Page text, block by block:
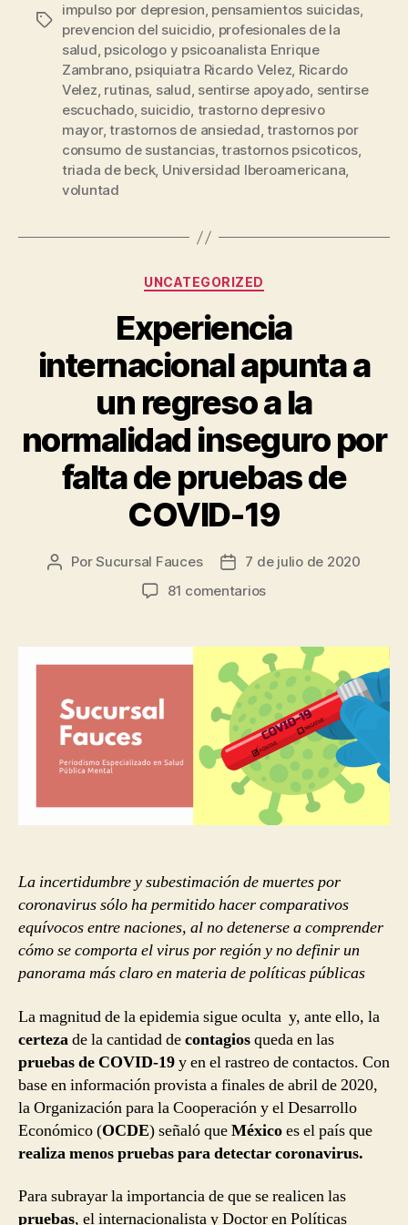
Etiquetas
impulso por depresion, pensamientos suicidas,
prevencion del suicidio, profesionales de la
salud, psicologo y psicoanalista Enrique
Zambrano, psiquiatra Ricardo Velez, Ricardo
Velez, rutinas, salud, sentirse apoyado, sentirse
escuchado, suicidio, trastorno depresivo
mayor,trastornos de ansiedad,trastornos por
consumo de sustancias,trastornos psicoticos,
triada de beck, Universidad Iberoamericana,
voluntad
Categorías
UNCATEGORIZED
Experiencia
internacional apunta a
un regreso a la
normalidad inseguro por
falta de pruebas de
COVID-19
Autor
PorSucursal Fauces
Fecha7 de julio de 2020
81 comentariosen
apunta
a
un
regreso
a
la
normalidad
inseguro
por
falta
de
COVID-
19
La incertidumbre y subestimación de muertes por
coronavirus sólo ha permitido hacer comparativos
equívocos entre naciones, al no detenerse a comprender
cómo se comporta el virus por región y no definir un
panorama más claro en materia de políticas públicas
La magnitud de la epidemia sigue oculta y, ante ello, la
certezade la cantidad decontagiosqueda en las
pruebas de COVID-19y en el rastreo de contactos. Con
base en información provista a finales de abril de 2020,
la Organización para la Cooperación y el Desarrollo
Económico (OCDE) señaló queMéxicoes el país que
realiza menos pruebas para detectar coronavirus.
Para subrayar la importancia de que se realicen las
pruebas, el internacionalista y Doctor en Políticas